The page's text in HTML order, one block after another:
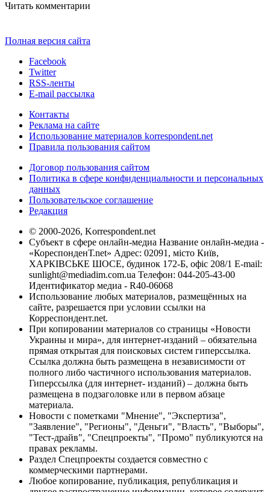
Читать комментарии
Полная версия сайта
Facebook
Twitter
RSS-ленты
E-mail рассылка
Контакты
Реклама на сайте
Использование материалов korrespondent.net
Правила пользования сайтом
Договор пользования сайтом
Политика в сфере конфиденциальности и персональных
данных
Пользовательское соглашение
Редакция
© 2000-2026, Korrespondent.net
Субъект в сфере онлайн-медиа Название онлайн-медиа -
«КореспонденТ.net» Адрес: 02091, місто Київ,
ХАРКІВСЬКЕ ШОСЕ, будинок 172-Б, офіс 208/1 E-mail:
sunlight@mediadim.com.ua Телефон: 044-205-43-00
Идентификатор медиа - R40-06068
Использование любых материалов, размещённых на
сайте, разрешается при условии ссылки на
Корреспондент.net.
При копировании материалов со страницы «Новости
Украины и мира», для интернет-изданий – обязательна
прямая открытая для поисковых систем гиперссылка.
Ссылка должна быть размещена в независимости от
полного либо частичного использования материалов.
Гиперссылка (для интернет- изданий) – должна быть
размещена в подзаголовке или в первом абзаце
материала.
Новости с пометками "Мнение", "Экспертиза",
"Заявление", "Регионы", "Деньги", "Власть", "Выборы",
"Тест-драйв", "Спецпроекты", "Промо" публикуются на
правах рекламы.
Раздел Спецпроекты создается совместно с
коммерческими партнерами.
Любое копирование, публикация, републикация и